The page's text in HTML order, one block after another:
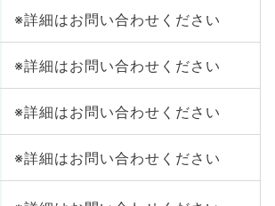
※詳細はお問い合わせください
※詳細はお問い合わせください
※詳細はお問い合わせください
※詳細はお問い合わせください